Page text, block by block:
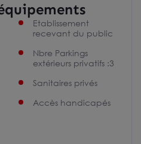
Etablissement
recevant du public
Nbre Parkings
extérieurs privatifs :3
Sanitaires privés
Accès handicapés